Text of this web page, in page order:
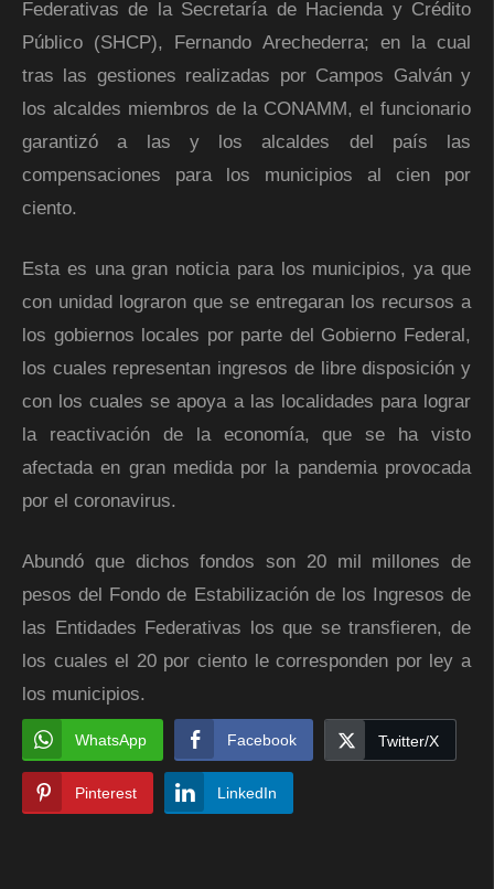
Federativas de la Secretaría de Hacienda y Crédito
Público (SHCP), Fernando Arechederra; en la cual
tras las gestiones realizadas por Campos Galván y
los alcaldes miembros de la CONAMM, el funcionario
garantizó a las y los alcaldes del país las
compensaciones para los municipios al cien por
ciento.
Esta es una gran noticia para los municipios, ya que
con unidad lograron que se entregaran los recursos a
los gobiernos locales por parte del Gobierno Federal,
los cuales representan ingresos de libre disposición y
con los cuales se apoya a las localidades para lograr
la reactivación de la economía, que se ha visto
afectada en gran medida por la pandemia provocada
por el coronavirus.
Abundó que dichos fondos son 20 mil millones de
pesos del Fondo de Estabilización de los Ingresos de
las Entidades Federativas los que se transfieren, de
los cuales el 20 por ciento le corresponden por ley a
los municipios.
WhatsApp Facebook Twitter/X
Pinterest LinkedIn